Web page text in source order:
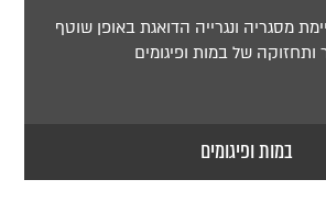
מסגריה ונגרייה הדואגת באופן שוטף
ותחזוקה של במות ופיגומים
במות ופיגומים